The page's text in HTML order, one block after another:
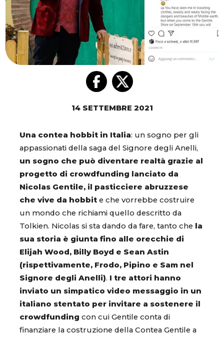
14 SETTEMBRE 2021
Una contea hobbit in Italia: un sogno per gli
appassionati della saga del Signore degli Anelli,
un sogno che può diventare realtà grazie al
progetto di crowdfunding lanciato da
Nicolas Gentile, il pasticciere abruzzese
che vive da hobbit e che vorrebbe costruire
un mondo che richiami quello descritto da
Tolkien. Nicolas si sta dando da fare, tanto che
la
sua storia è giunta fino alle orecchie di
Elijah Wood, Billy Boyd e Sean Astin
(rispettivamente, Frodo, Pipino e Sam nel
Signore degli Anelli). I tre attori hanno
inviato un simpatico video messaggio in un
italiano stentato per invitare a sostenere il
crowdfunding con cui Gentile conta di
finanziare la costruzione della Contea Gentile a